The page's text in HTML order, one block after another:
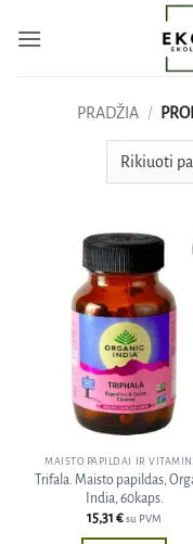
PRADŽIA /
MAISTO PAPILDAI IR
Trifala. Maisto papildas,
India, 60kaps.
15,31 €su PVM